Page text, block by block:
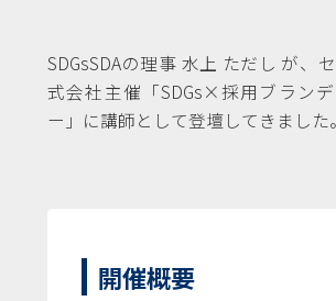
SDGsSDAの理事 水上 ただし が、
式会社主催「SDGs×採用ブラン
ー」に講師として登壇してきました。
開催概要